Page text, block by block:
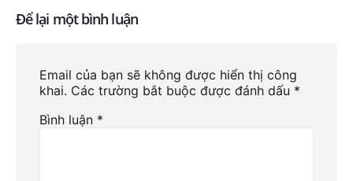
Để lại một bình luận
Email của bạn sẽ không được hiển thị công
khai. Các trường bắt buộc được đánh dấu *
Bình luận *